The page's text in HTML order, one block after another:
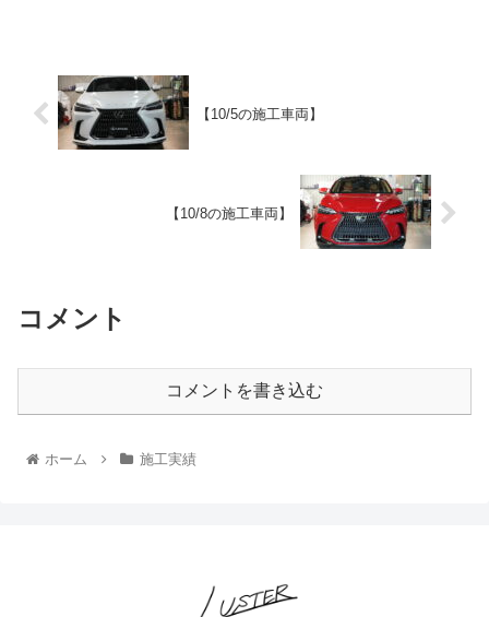
【10/5の施工車両】
【10/8の施工車両】
コメント
コメントを書き込む
ホーム 施工実績